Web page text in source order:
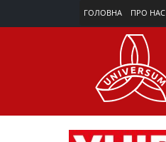
ГОЛОВНА ПРО НАС